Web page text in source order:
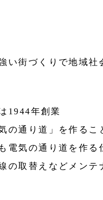
い街づくりで地域社
1944年創業
の通り道」を作るこ
電気の通り道を作る
の取替えなどメンテ